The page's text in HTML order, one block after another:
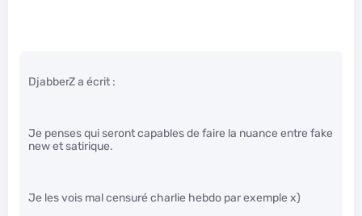
DjabberZ a écrit :
Je penses qui seront capables de faire la nuance entre fake
new et satirique.
Je les vois mal censuré charlie hebdo par exemple x)